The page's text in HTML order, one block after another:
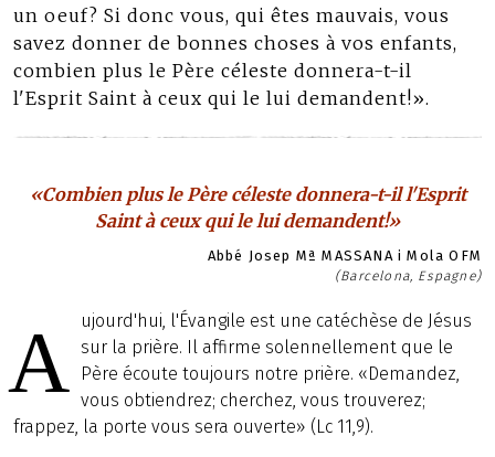
un oeuf? Si donc vous, qui êtes mauvais, vous
savez donner de bonnes choses à vos enfants,
combien plus le Père céleste donnera-t-il
l'Esprit Saint à ceux qui le lui demandent!».
«Combien plus le Père céleste donnera-t-il l'Esprit
Saint à ceux qui le lui demandent!»
Abbé Josep Mª MASSANA i Mola OFM
(Barcelona, Espagne)
A
ujourd'hui, l'Évangile est une catéchèse de Jésus
sur la prière. Il affirme solennellement que le
Père écoute toujours notre prière. «Demandez,
vous obtiendrez; cherchez, vous trouverez;
frappez, la porte vous sera ouverte» (Lc 11,9).